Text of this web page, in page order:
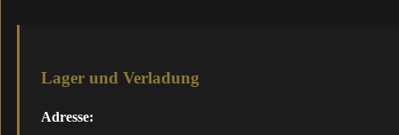
Lager und Verladung
Adresse: